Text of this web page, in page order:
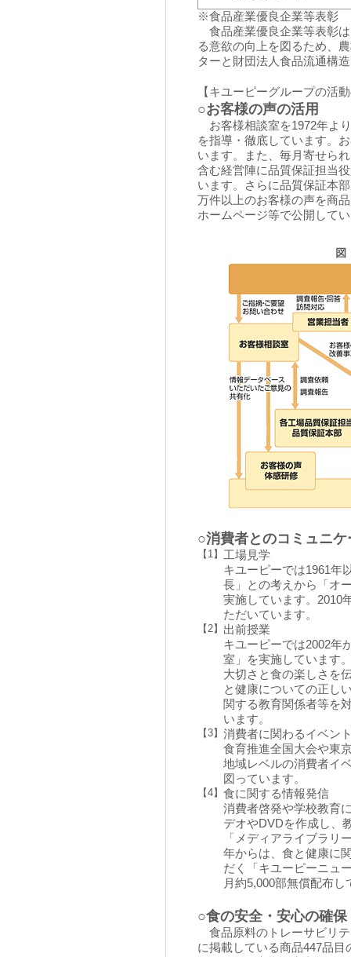
※食品産業優良企業等表彰
食品産業優良企業等表彰
る意欲の向上を図るため、
ターと財団法人食品流通構
【キユーピーグループの活
○お客様の声の活用
お客様相談室を1972年よ
を指導・徹底しています。
います。また、毎月寄せら
含む経営陣に品質保証担当
います。さらに品質保証本
万件以上のお客様の声を商
ホームページ等で公開して
○消費者とのコミュニケ
【1】 工場見学
キユーピーでは1961年
長」との考えから「オ
実施しています。2010
ただいています。
【2】 出前授業
キユーピーでは2002年
室」を実施しています
大切さと食の楽しさを
と健康についての正し
関する教育関係者等を
います。
【3】 消費者に関わるイベン
食育推進全国大会や東
地域レベルの消費者イ
図っています。
【4】 食に関する情報発信
消費者啓発や学校教育
デオやDVDを作成し、
「メディアライブラリ
年からは、食と健康に
だく「キユーピーニュ
月約5,000部無償配布し
○食の安全・安心の確保
食品原料のトレーサビリ
に掲載している商品447品